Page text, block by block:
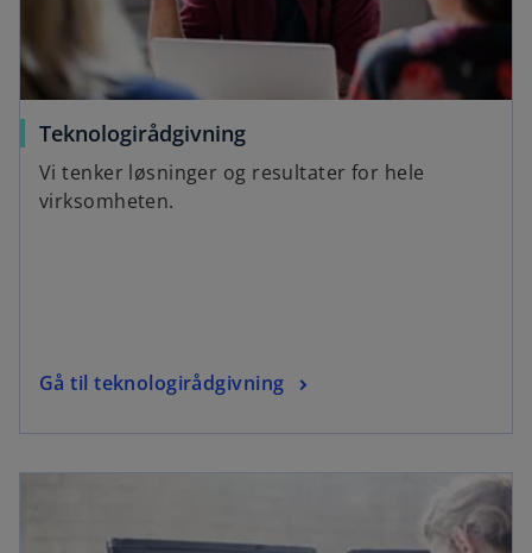
Teknologirådgivning
Vi tenker løsninger og resultater for hele
virksomheten.
Gå til teknologirådgivning